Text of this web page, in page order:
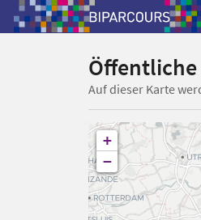
Öffentliche
Auf dieser Karte
+
−